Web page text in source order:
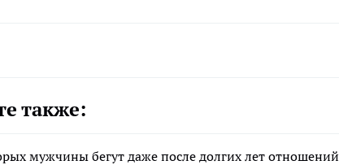
также:
мужчины бегут даже после долгих лет отношений